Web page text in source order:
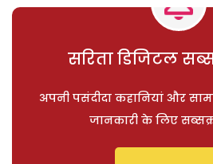
सरिता डिजिटल
अपनी पसंदीदा कहानियां और
जानकारी के लिए